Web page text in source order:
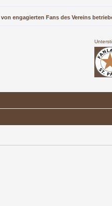
engagierten Fans des Vereins